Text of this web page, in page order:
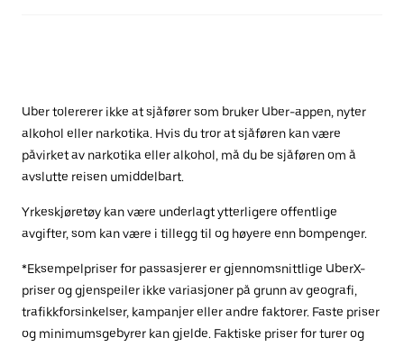
Uber tolererer ikke at sjåfører som bruker Uber-appen, nyter
alkohol eller narkotika. Hvis du tror at sjåføren kan være
påvirket av narkotika eller alkohol, må du be sjåføren om å
avslutte reisen umiddelbart.
Yrkeskjøretøy kan være underlagt ytterligere offentlige
avgifter, som kan være i tillegg til og høyere enn bompenger.
*Eksempelpriser for passasjerer er gjennomsnittlige UberX-
priser og gjenspeiler ikke variasjoner på grunn av geografi,
trafikkforsinkelser, kampanjer eller andre faktorer. Faste priser
og minimumsgebyrer kan gjelde. Faktiske priser for turer og